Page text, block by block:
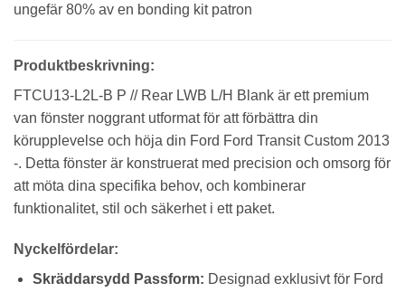
ungefär 80% av en bonding kit patron
Produktbeskrivning:
FTCU13-L2L-B P // Rear LWB L/H Blank är ett premium
van fönster noggrant utformat för att förbättra din
körupplevelse och höja din Ford Ford Transit Custom 2013
-. Detta fönster är konstruerat med precision och omsorg för
att möta dina specifika behov, och kombinerar
funktionalitet, stil och säkerhet i ett paket.
Nyckelfördelar:
Skräddarsydd Passform: Designad exklusivt för Ford